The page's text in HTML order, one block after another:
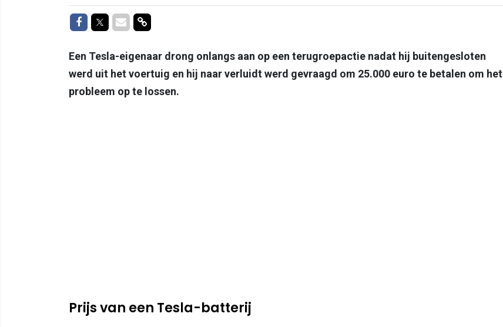
Delen op Facebook
Delen op Twitter
Delen via Mail
Delen via link
Een Tesla-eigenaar drong onlangs aan op een terugroepactie nadat hij buitengesloten
werd uit het voertuig en hij naar verluidt werd gevraagd om 25.000 euro te betalen om het
probleem op te lossen.
Prijs van een Tesla-batterij